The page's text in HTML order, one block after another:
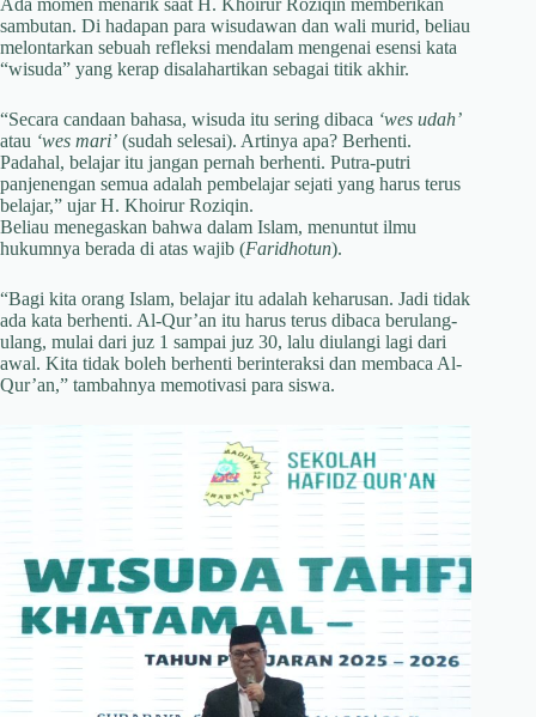
Ada momen menarik saat H. Khoirur Roziqin memberikan
sambutan. Di hadapan para wisudawan dan wali murid, beliau
melontarkan sebuah refleksi mendalam mengenai esensi kata
“wisuda” yang kerap disalahartikan sebagai titik akhir.
“Secara candaan bahasa, wisuda itu sering dibaca ‘wes udah’
atau ‘wes mari’ (sudah selesai). Artinya apa? Berhenti.
Padahal, belajar itu jangan pernah berhenti. Putra-putri
panjenengan semua adalah pembelajar sejati yang harus terus
belajar,” ujar H. Khoirur Roziqin.
Beliau menegaskan bahwa dalam Islam, menuntut ilmu
hukumnya berada di atas wajib (Faridhotun).
“Bagi kita orang Islam, belajar itu adalah keharusan. Jadi tidak
ada kata berhenti. Al-Qur’an itu harus terus dibaca berulang-
ulang, mulai dari juz 1 sampai juz 30, lalu diulangi lagi dari
awal. Kita tidak boleh berhenti berinteraksi dan membaca Al-
Qur’an,” tambahnya memotivasi para siswa.